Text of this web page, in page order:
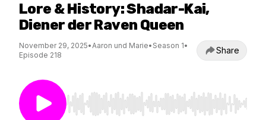
Lore & History: Shadar-Kai,
Diener der Raven Queen
November 29, 2025•Aaron und Marie• Season 1•
Episode 218
Share
Use Left/Right to seek, Home/End to jump to